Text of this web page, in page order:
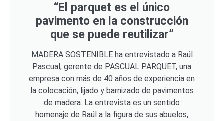
“El parquet es el único
pavimento en la construcción
que se puede reutilizar”
MADERA SOSTENIBLE ha entrevistado a Raúl
Pascual, gerente de PASCUAL PARQUET, una
empresa con más de 40 años de experiencia en
la colocación, lijado y barnizado de pavimentos
de madera. La entrevista es un sentido
homenaje de Raúl a la figura de sus abuelos,